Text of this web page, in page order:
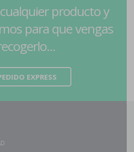
producto y
para que vengas
EXPRESS